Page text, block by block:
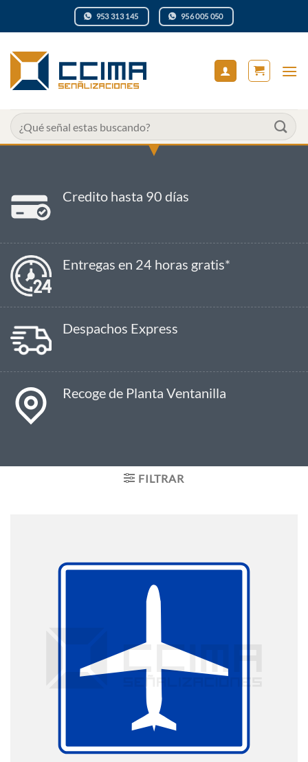
953 313 145 956 005 050
Buscar
por:
Credito hasta 90 días
Entregas en 24 horas gratis*
Despachos Express
Recoge de Planta Ventanilla
FILTRAR